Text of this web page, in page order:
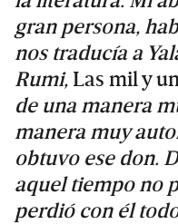
gran persona,
nos traducía a
Rumi, Las mil y
de una manera
manera muy
obtuvo ese don.
aquel tiempo no
perdió con él